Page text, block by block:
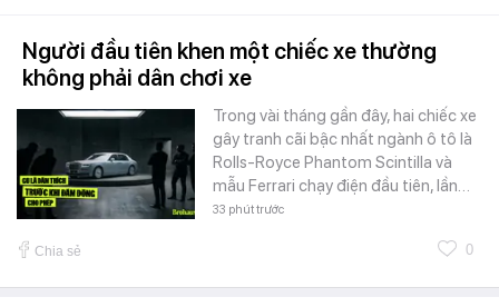
Người đầu tiên khen một chiếc xe thường
không phải dân chơi xe
Trong vài tháng gần đây, hai chiếc xe
gây tranh cãi bậc nhất ngành ô tô là
Rolls-Royce Phantom Scintilla và
mẫu Ferrari chạy điện đầu tiên, lần…
33 phút trước
Chia sẻ 0